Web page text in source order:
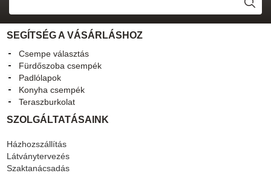
SEGÍTSÉG A VÁSÁRLÁSHOZ
Csempe választás
Fürdőszoba csempék
Padlólapok
Konyha csempék
Teraszburkolat
SZOLGÁLTATÁSAINK
Házhozszállítás
Látványtervezés
Szaktanácsadás